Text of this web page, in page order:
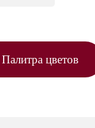
Палитра цветов